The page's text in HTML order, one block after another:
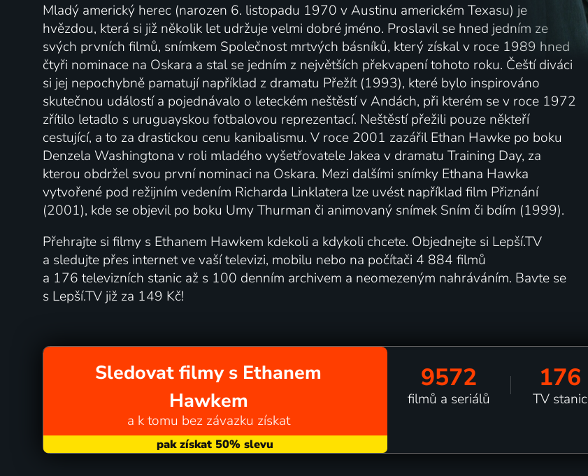
Mladý americký herec (narozen 6. listopadu 1970 v Austinu americkém Texasu) je
hvězdou, která si již několik let udržuje velmi dobré jméno. Proslavil se hned jedním ze
svých prvních filmů, snímkem Společnost mrtvých básníků, který získal v roce 1989 hned
čtyři nominace na Oskara a stal se jedním z největších překvapení tohoto roku. Čeští diváci
si jej nepochybně pamatují například z dramatu Přežít (1993), které bylo inspirováno
skutečnou událostí a pojednávalo o leteckém neštěstí v Andách, při kterém se v roce 1972
zřítilo letadlo s uruguayskou fotbalovou reprezentací. Neštěstí přežili pouze někteří
cestující, a to za drastickou cenu kanibalismu. V roce 2001 zazářil Ethan Hawke po boku
Denzela Washingtona v roli mladého vyšetřovatele Jakea v dramatu Training Day, za
kterou obdržel svou první nominaci na Oskara. Mezi dalšími snímky Ethana Hawka
vytvořené pod režijním vedením Richarda Linklatera lze uvést například film Přiznání
(2001), kde se objevil po boku Umy Thurman či animovaný snímek Sním či bdím (1999).
Přehrajte si filmy s Ethanem Hawkem kdekoli a kdykoli chcete. Objednejte si Lepší.TV
a sledujte přes internet ve vaší televizi, mobilu nebo na počítači 4 884 filmů
a 176 televizních stanic až s 100 denním archivem a neomezeným nahráváním. Bavte se
s Lepší.TV již za 149 Kč!
Sledovat filmy s Ethanem
Hawkem
a k tomu bez závazku získat
9572
filmů a seriálů
176
TV stanic